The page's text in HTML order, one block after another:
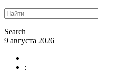
Search
9 августа 2026
: